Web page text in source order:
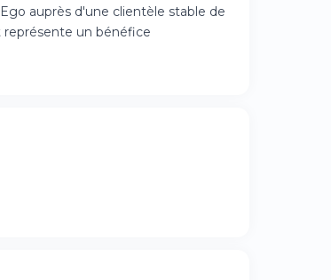
auprès d'une clientèle stable de
représente un bénéfice